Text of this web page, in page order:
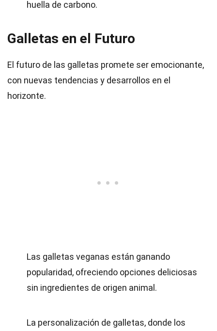
huella de carbono.
Galletas en el Futuro
El futuro de las galletas promete ser emocionante,
con nuevas tendencias y desarrollos en el
horizonte.
Las galletas veganas están ganando
popularidad, ofreciendo opciones deliciosas
sin ingredientes de origen animal.
La personalización de galletas, donde los